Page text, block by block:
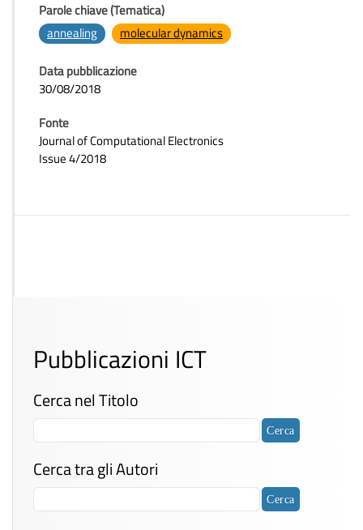
Parole chiave (Tematica)
annealing
molecular dynamics
Data pubblicazione
30/08/2018
Fonte
Journal of Computational Electronics
Issue 4/2018
Pubblicazioni ICT
Cerca nel Titolo
Cerca tra gli Autori